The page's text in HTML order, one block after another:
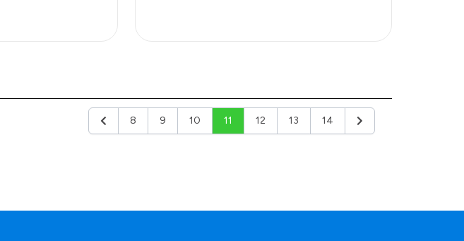
Anterior
8 9 10 11 12 13 14 Siguiente